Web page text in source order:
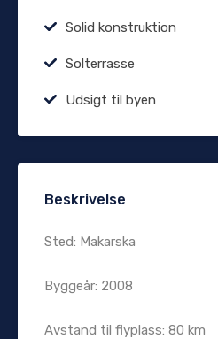
Solid konstruktion
Solterrasse
Udsigt til byen
Beskrivelse
Sted: Makarska
Byggeår: 2008
Avstand til flyplass: 80 km